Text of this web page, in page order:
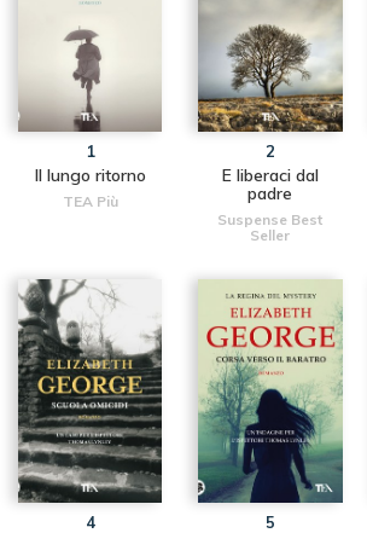
1
Il lungo ritorno
TEA Più
2
E liberaci dal
padre
Suspense Best
Seller
4 5